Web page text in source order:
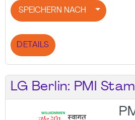
SPEICHERN NACH
DETAILS
LG Berlin: PMI